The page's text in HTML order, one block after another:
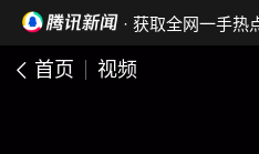
· 获取全网一手热
首页 视频